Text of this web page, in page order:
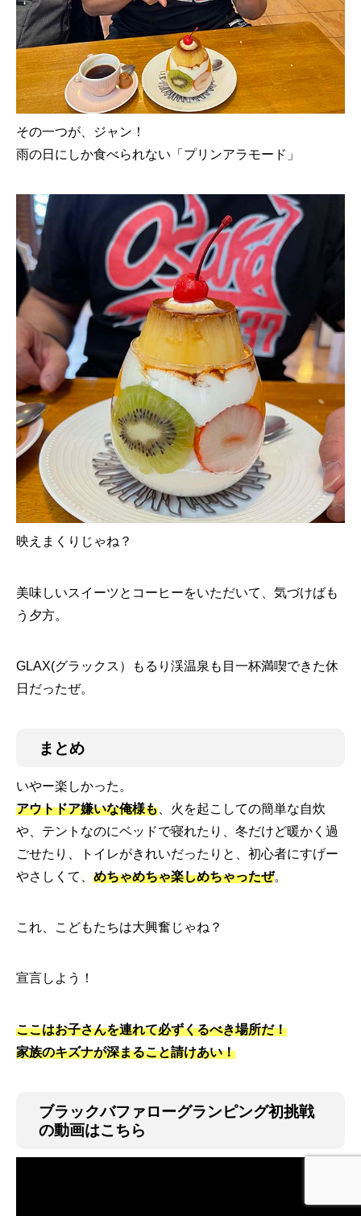
その一つが、ジャン！
雨の日にしか食べられない「プリンアラモード」
映えまくりじゃね？
美味しいスイーツとコーヒーをいただいて、気づけばも
う夕方。
GLAX(グラックス）もるり渓温泉も目一杯満喫できた休
日だったぜ。
まとめ
いやー楽しかった。
アウトドア嫌いな俺様も 、火を起こしての簡単な自炊
や、テントなのにベッドで寝れたり、冬だけど暖かく過
ごせたり、トイレがきれいだったりと、初心者にすげー
やさしくて、 めちゃめちゃ楽しめちゃったぜ。
これ、こどもたちは大興奮じゃね？
宣言しよう！
ここはお子さんを連れて必ずくるべき場所だ！
家族のキズナが深まること請けあい！
ブラックバファローグランピング初挑戦
の動画はこちら